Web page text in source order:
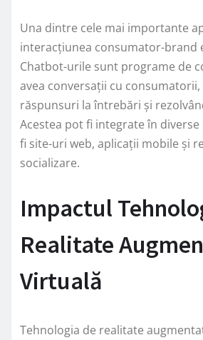
Una dintre cele mai importante
interacțiunea consumator-brand
Chatbot-urile sunt programe de
avea conversații cu
răspunsuri la întrebări și
Acestea pot fi integrate în
fi site-uri web, aplicații mobile și
socializare.
Impactul
Realitate
Virtuală
Tehnologia de realitate